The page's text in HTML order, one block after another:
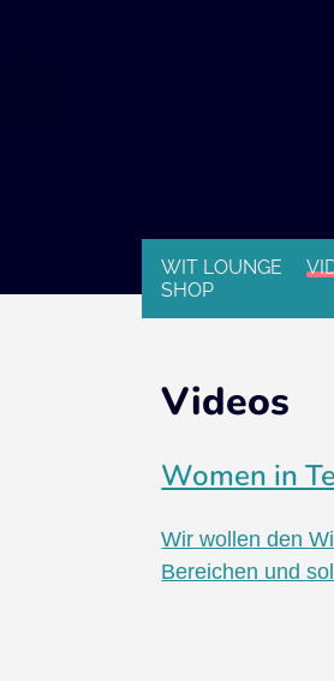
WIT LOUNGE
SHOP
Videos
Women in
Wir wollen den
Bereichen und